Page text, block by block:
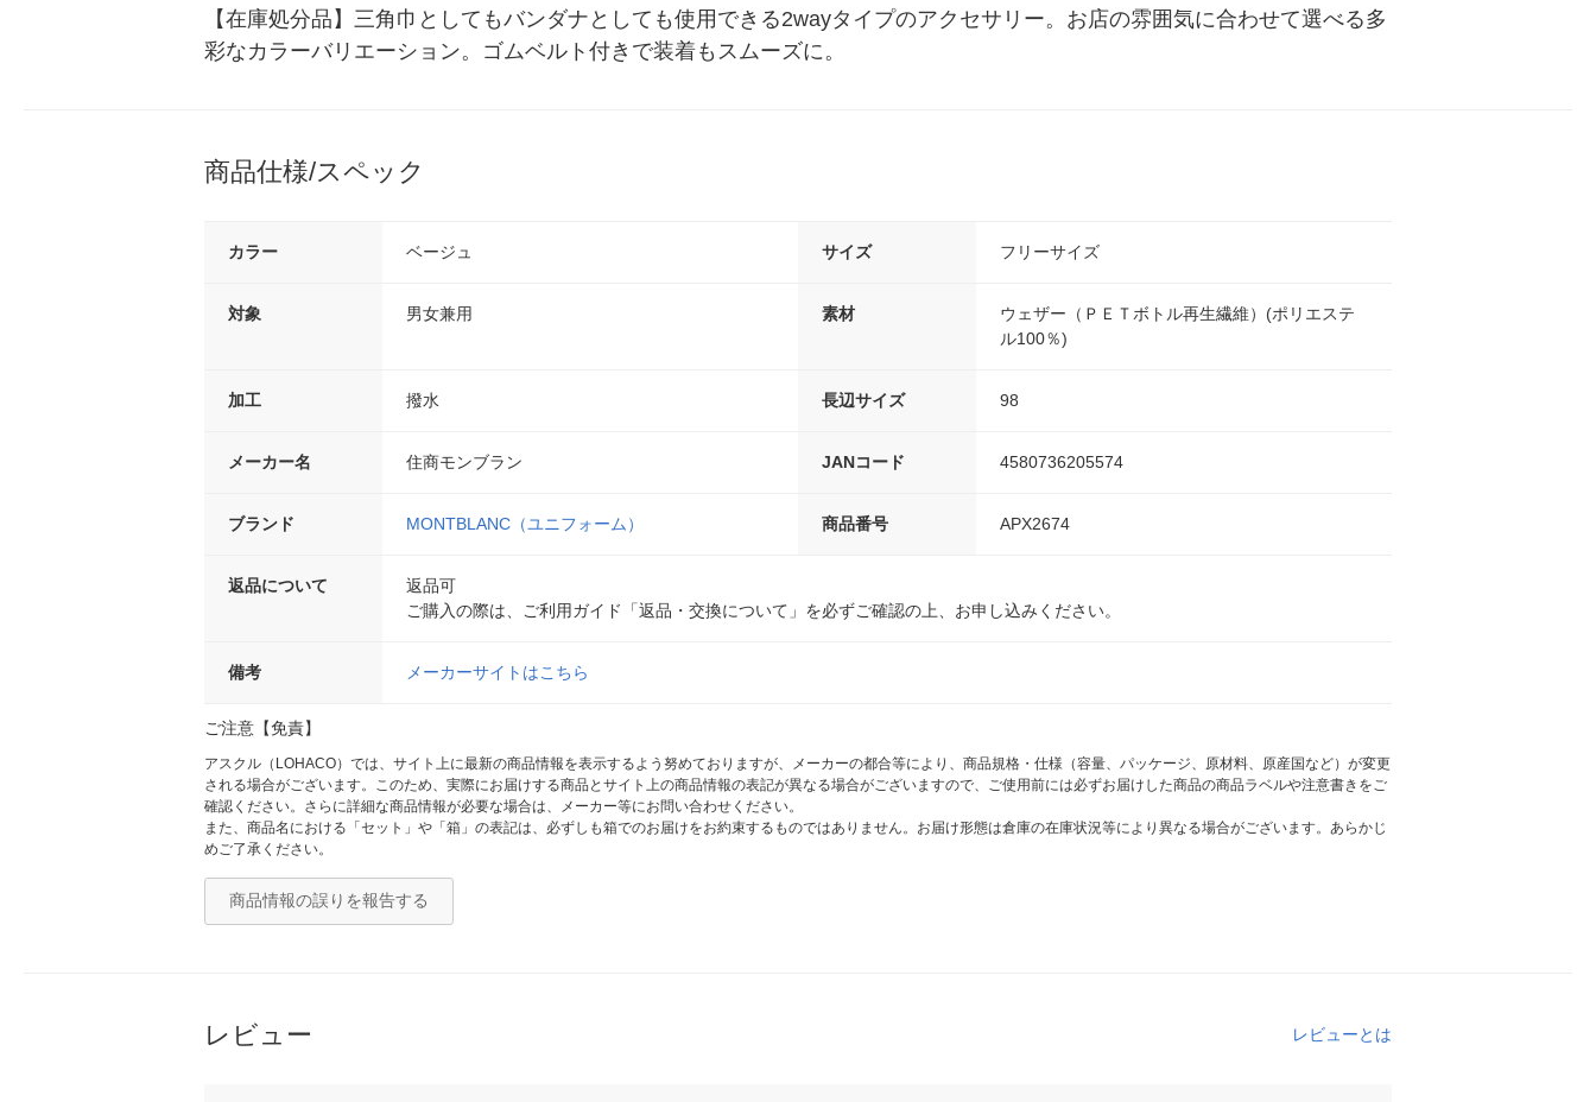
【在庫処分品】三角巾としてもバンダナとしても使用できる2wayタイプのアクセサリー。お店の雰囲気に合わせて選べる多
彩なカラーバリエーション。ゴムベルト付きで装着もスムーズに。
商品仕様/スペック
カラー ベージュ サイズ フリーサイズ
対象 男女兼用 素材
ウェザー（ＰＥＴボトル再生繊維）(ポリエステ
ル100％)
加工 撥水 長辺サイズ 98
メーカー名 住商モンブラン JANコード 4580736205574
ブランド MONTBLANC（ユニフォーム） 商品番号 APX2674
返品について
返品可
ご購入の際は、ご利用ガイド「返品・交換について」を必ずご確認の上、お申し込みください。
備考 メーカーサイトはこちら
ご注意【免責】
アスクル（LOHACO）では、サイト上に最新の商品情報を表示するよう努めておりますが、メーカーの都合等により、商品規格・仕様（容量、パッケージ、原材料、原産国など）が変更
される場合がございます。このため、実際にお届けする商品とサイト上の商品情報の表記が異なる場合がございますので、ご使用前には必ずお届けした商品の商品ラベルや注意書きをご
確認ください。さらに詳細な商品情報が必要な場合は、メーカー等にお問い合わせください。
また、商品名における「セット」や「箱」の表記は、必ずしも箱でのお届けをお約束するものではありません。お届け形態は倉庫の在庫状況等により異なる場合がございます。あらかじ
めご了承ください。
商品情報の誤りを報告する
レビュー レビューとは